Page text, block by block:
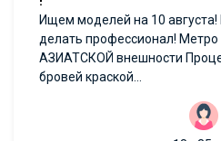
Ищем моделей на 10
делать профессионал!
АЗИАТСКОЙ внешности
бровей краской...